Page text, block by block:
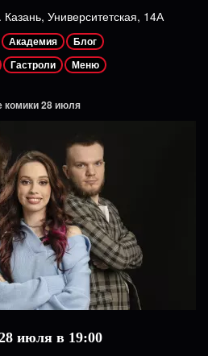
Казань, Университетская, 14А
Академия
Блог
Гастроли Меню
28 июля
июля в 19:00